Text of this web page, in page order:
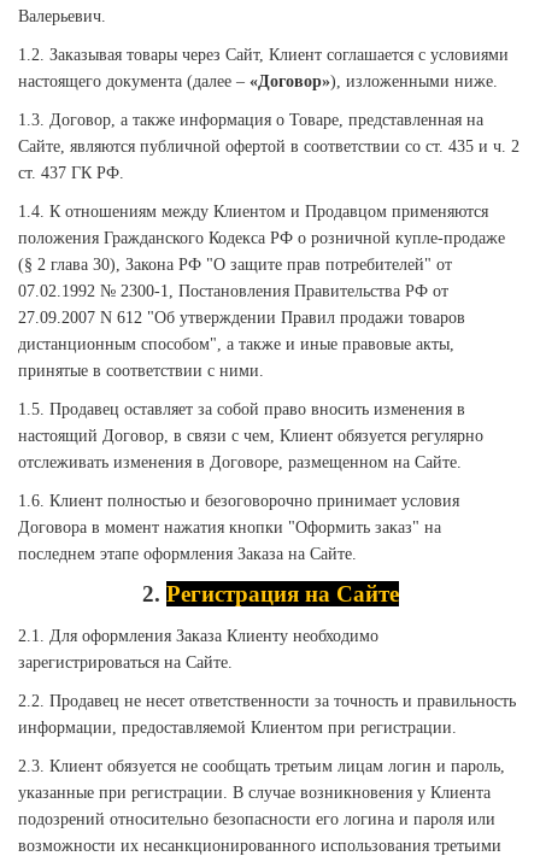
Валерьевич.
1.2. Заказывая товары через Сайт, Клиент соглашается с условиями
настоящего документа (далее – «Договор»), изложенными ниже.
1.3. Договор, а также информация о Товаре, представленная на
Сайте, являются публичной офертой в соответствии со ст. 435 и ч. 2
ст. 437 ГК РФ.
1.4. К отношениям между Клиентом и Продавцом применяются
положения Гражданского Кодекса РФ о розничной купле-продаже
(§ 2 глава 30), Закона РФ "О защите прав потребителей" от
07.02.1992 № 2300-1, Постановления Правительства РФ от
27.09.2007 N 612 "Об утверждении Правил продажи товаров
дистанционным способом", а также и иные правовые акты,
принятые в соответствии с ними.
1.5. Продавец оставляет за собой право вносить изменения в
настоящий Договор, в связи с чем, Клиент обязуется регулярно
отслеживать изменения в Договоре, размещенном на Сайте.
1.6. Клиент полностью и безоговорочно принимает условия
Договора в момент нажатия кнопки "Оформить заказ" на
последнем этапе оформления Заказа на Сайте.
2. Регистрация на Сайте
2.1. Для оформления Заказа Клиенту необходимо
зарегистрироваться на Сайте.
2.2. Продавец не несет ответственности за точность и правильность
информации, предоставляемой Клиентом при регистрации.
2.3. Клиент обязуется не сообщать третьим лицам логин и пароль,
указанные при регистрации. В случае возникновения у Клиента
подозрений относительно безопасности его логина и пароля или
возможности их несанкционированного использования третьими